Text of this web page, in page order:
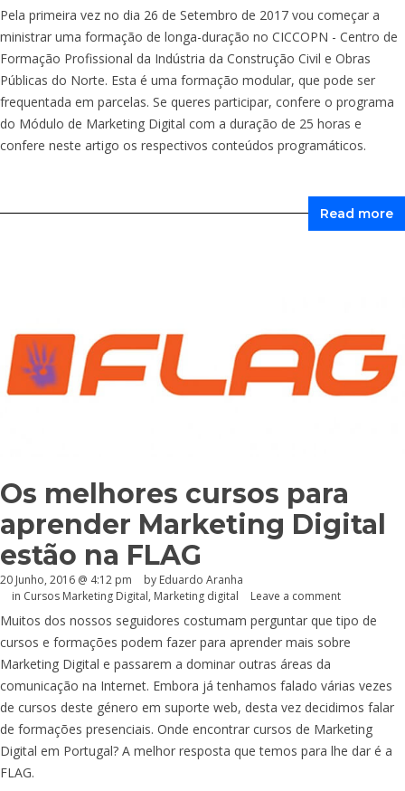
Pela primeira vez no dia 26 de Setembro de 2017 vou começar a
ministrar uma formação de longa-duração no CICCOPN - Centro de
Formação Profissional da Indústria da Construção Civil e Obras
Públicas do Norte. Esta é uma formação modular, que pode ser
frequentada em parcelas. Se queres participar, confere o programa
do Módulo de Marketing Digital com a duração de 25 horas e
confere neste artigo os respectivos conteúdos programáticos.
Read more
Os melhores cursos para
aprender Marketing Digital
estão na FLAG
20 Junho, 2016 @ 4:12 pm by Eduardo Aranha
in Cursos Marketing Digital, Marketing digital Leave a comment
Muitos dos nossos seguidores costumam perguntar que tipo de
cursos e formações podem fazer para aprender mais sobre
Marketing Digital e passarem a dominar outras áreas da
comunicação na Internet. Embora já tenhamos falado várias vezes
de cursos deste género em suporte web, desta vez decidimos falar
de formações presenciais. Onde encontrar cursos de Marketing
Digital em Portugal? A melhor resposta que temos para lhe dar é a
FLAG.